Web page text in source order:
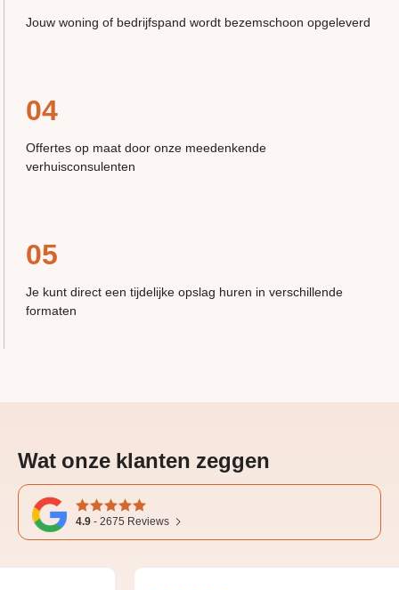
Jouw woning of bedrijfspand wordt bezemschoon opgeleverd
04
Offertes op maat door onze meedenkende
verhuisconsulenten
05
Je kunt direct een tijdelijke opslag huren in verschillende
formaten
Wat onze klanten zeggen
4.9 - 2675 Reviews